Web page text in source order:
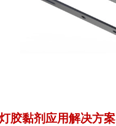
胶黏剂应用解决方案